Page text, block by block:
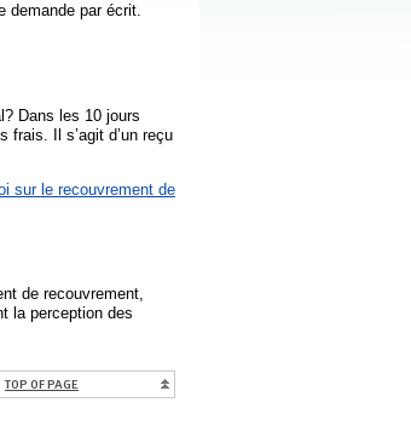
demande par écrit.
Dans les 10 jours
Il s’agit d’un reçu
sur le recouvrement de
de recouvrement,
la perception des
TOP OF PAGE